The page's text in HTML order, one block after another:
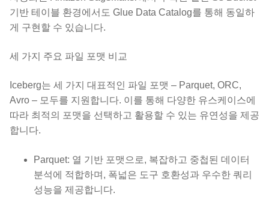
기반 테이블 환경에서도 Glue Data Catalog를 통해 동일하
게 구현할 수 있습니다.
세 가지 주요 파일 포맷 비교
Iceberg는 세 가지 대표적인 파일 포맷 – Parquet, ORC,
Avro – 모두를 지원합니다. 이를 통해 다양한 유스케이스에
따라 최적의 포맷을 선택하고 활용할 수 있는 유연성을 제공
합니다.
Parquet: 열 기반 포맷으로, 복잡하고 중첩된 데이터
분석에 적합하며, 폭넓은 도구 호환성과 우수한 쿼리
성능을 제공합니다.